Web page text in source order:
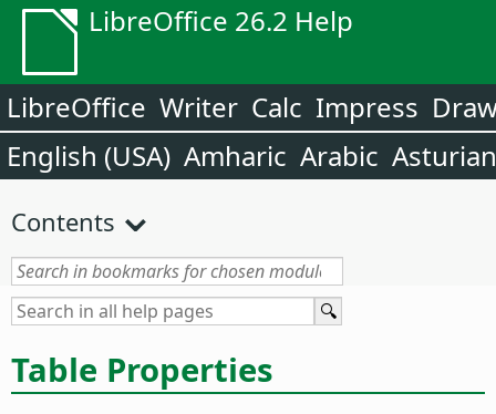
LibreOffice 26.2 Help
LibreOffice Writer Calc Impress
English (USA) Amharic Arabic Asturian
Contents
Table Properties